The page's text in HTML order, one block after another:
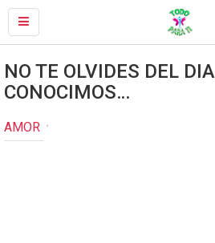
NO TE OLVIDES DEL
CONOCIMOS…
AMOR